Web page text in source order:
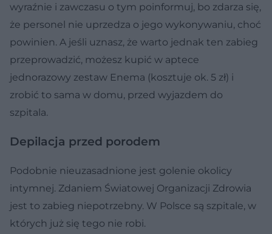
wyraźnie i zawczasu o tym poinformuj, bo zdarza się,
że personel nie uprzedza o jego wykonywaniu, choć
powinien. A jeśli uznasz, że warto jednak ten zabieg
przeprowadzić, możesz kupić w aptece
jednorazowy zestaw Enema (kosztuje ok. 5 zł) i
zrobić to sama w domu, przed wyjazdem do
szpitala.
Depilacja przed porodem
Podobnie nieuzasadnione jest golenie okolicy
intymnej. Zdaniem Światowej Organizacji Zdrowia
jest to zabieg niepotrzebny. W Polsce są szpitale, w
których już się tego nie robi.